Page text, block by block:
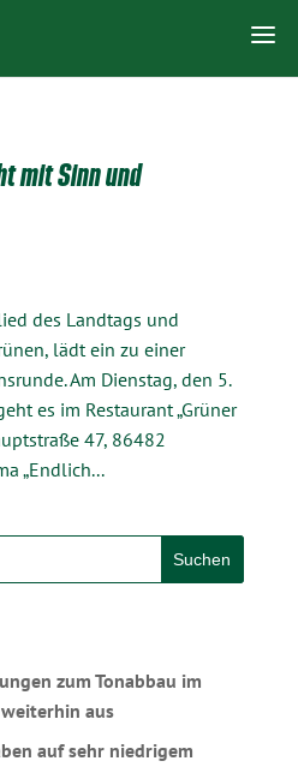
mit Sinn und
des Landtags und
lädt ein zu einer
Am Dienstag, den 5.
es im Restaurant „Grüner
47, 86482
„Endlich...
zum Tonabbau im
aus
auf sehr niedrigem